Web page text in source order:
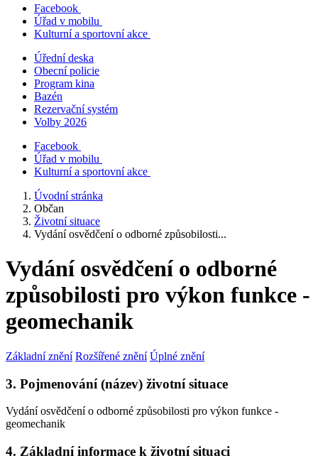
Facebook
Úřad v mobilu
Kulturní a sportovní akce
Úřední deska
Obecní policie
Program kina
Bazén
Rezervační systém
Volby 2026
Facebook
Úřad v mobilu
Kulturní a sportovní akce
Úvodní stránka
Občan
Životní situace
Vydání osvědčení o odborné způsobilosti...
Vydání osvědčení o odborné
způsobilosti pro výkon funkce -
geomechanik
Základní znění Rozšířené znění Úplné znění
3. Pojmenování (název) životní situace
Vydání osvědčení o odborné způsobilosti pro výkon funkce -
geomechanik
4. Základní informace k životní situaci